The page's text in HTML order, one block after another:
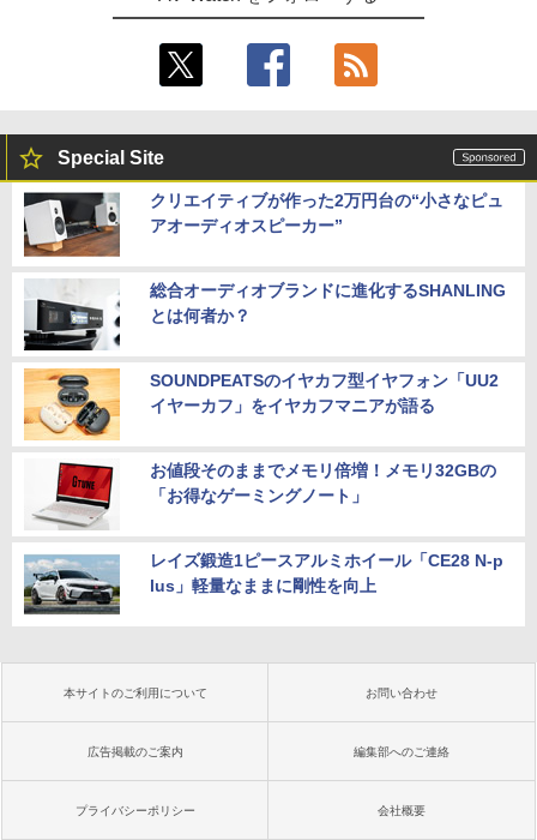
Special Site
クリエイティブが作った2万円台の“小さなピュ
アオーディオスピーカー”
総合オーディオブランドに進化するSHANLING
とは何者か？
SOUNDPEATSのイヤカフ型イヤフォン「UU2
イヤーカフ」をイヤカフマニアが語る
お値段そのままでメモリ倍増！メモリ32GBの
「お得なゲーミングノート」
レイズ鍛造1ピースアルミホイール「CE28 N-p
lus」軽量なままに剛性を向上
本サイトのご利用について お問い合わせ
広告掲載のご案内 編集部へのご連絡
プライバシーポリシー 会社概要